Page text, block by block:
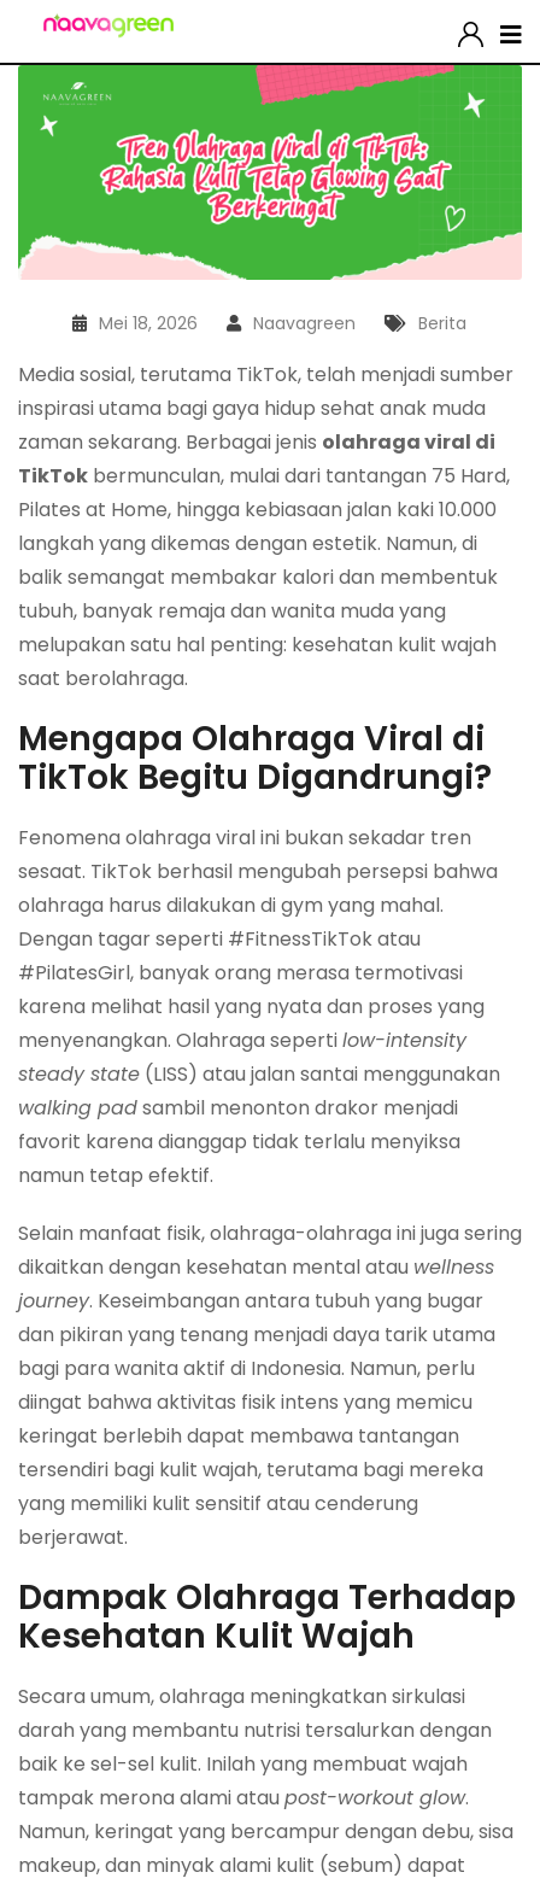
Mei 18, 2026 Naavagreen Berita
Media sosial, terutama TikTok, telah menjadi sumber
inspirasi utama bagi gaya hidup sehat anak muda
zaman sekarang. Berbagai jenis olahraga viral di
TikTok bermunculan, mulai dari tantangan 75 Hard,
Pilates at Home, hingga kebiasaan jalan kaki 10.000
langkah yang dikemas dengan estetik. Namun, di
balik semangat membakar kalori dan membentuk
tubuh, banyak remaja dan wanita muda yang
melupakan satu hal penting: kesehatan kulit wajah
saat berolahraga.
Mengapa Olahraga Viral di
TikTok Begitu Digandrungi?
Fenomena olahraga viral ini bukan sekadar tren
sesaat. TikTok berhasil mengubah persepsi bahwa
olahraga harus dilakukan di gym yang mahal.
Dengan tagar seperti #FitnessTikTok atau
#PilatesGirl, banyak orang merasa termotivasi
karena melihat hasil yang nyata dan proses yang
menyenangkan. Olahraga sepertilow-intensity
steady state (LISS) atau jalan santai menggunakan
walking padsambil menonton drakor menjadi
favorit karena dianggap tidak terlalu menyiksa
namun tetap efektif.
Selain manfaat fisik, olahraga-olahraga ini juga sering
dikaitkan dengan kesehatan mental atau wellness
journey. Keseimbangan antara tubuh yang bugar
dan pikiran yang tenang menjadi daya tarik utama
bagi para wanita aktif di Indonesia. Namun, perlu
diingat bahwa aktivitas fisik intens yang memicu
keringat berlebih dapat membawa tantangan
tersendiri bagi kulit wajah, terutama bagi mereka
yang memiliki kulit sensitif atau cenderung
berjerawat.
Dampak Olahraga Terhadap
Kesehatan Kulit Wajah
Secara umum, olahraga meningkatkan sirkulasi
darah yang membantu nutrisi tersalurkan dengan
baik ke sel-sel kulit. Inilah yang membuat wajah
tampak merona alami atau post-workout glow.
Namun, keringat yang bercampur dengan debu, sisa
makeup, dan minyak alami kulit (sebum) dapat